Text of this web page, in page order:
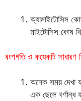
অ্যামাইটোসিস
মাইটোসিস কোষ
বংশগতি ও কয়েকটি
অনেক সময় দেখা
এক ছেলে বর্ণান্ধ